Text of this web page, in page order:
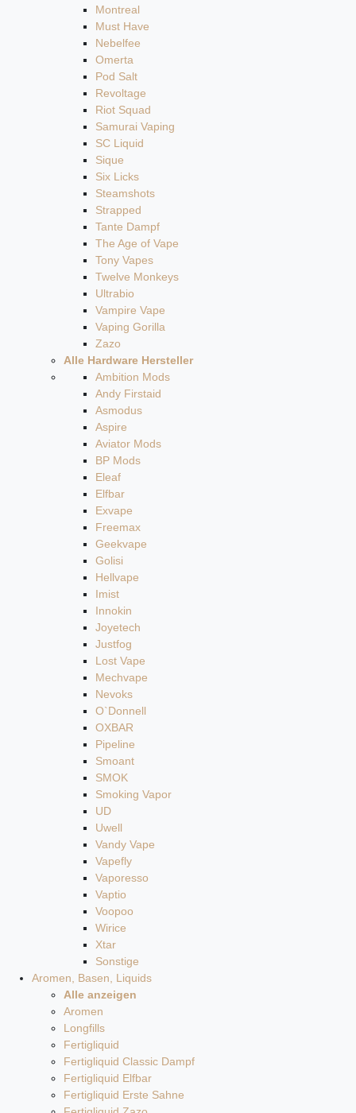
Montreal
Must Have
Nebelfee
Omerta
Pod Salt
Revoltage
Riot Squad
Samurai Vaping
SC Liquid
Sique
Six Licks
Steamshots
Strapped
Tante Dampf
The Age of Vape
Tony Vapes
Twelve Monkeys
Ultrabio
Vampire Vape
Vaping Gorilla
Zazo
Alle Hardware Hersteller
Ambition Mods
Andy Firstaid
Asmodus
Aspire
Aviator Mods
BP Mods
Eleaf
Elfbar
Exvape
Freemax
Geekvape
Golisi
Hellvape
Imist
Innokin
Joyetech
Justfog
Lost Vape
Mechvape
Nevoks
O`Donnell
OXBAR
Pipeline
Smoant
SMOK
Smoking Vapor
UD
Uwell
Vandy Vape
Vapefly
Vaporesso
Vaptio
Voopoo
Wirice
Xtar
Sonstige
Aromen, Basen, Liquids
Alle anzeigen
Aromen
Longfills
Fertigliquid
Fertigliquid Classic Dampf
Fertigliquid Elfbar
Fertigliquid Erste Sahne